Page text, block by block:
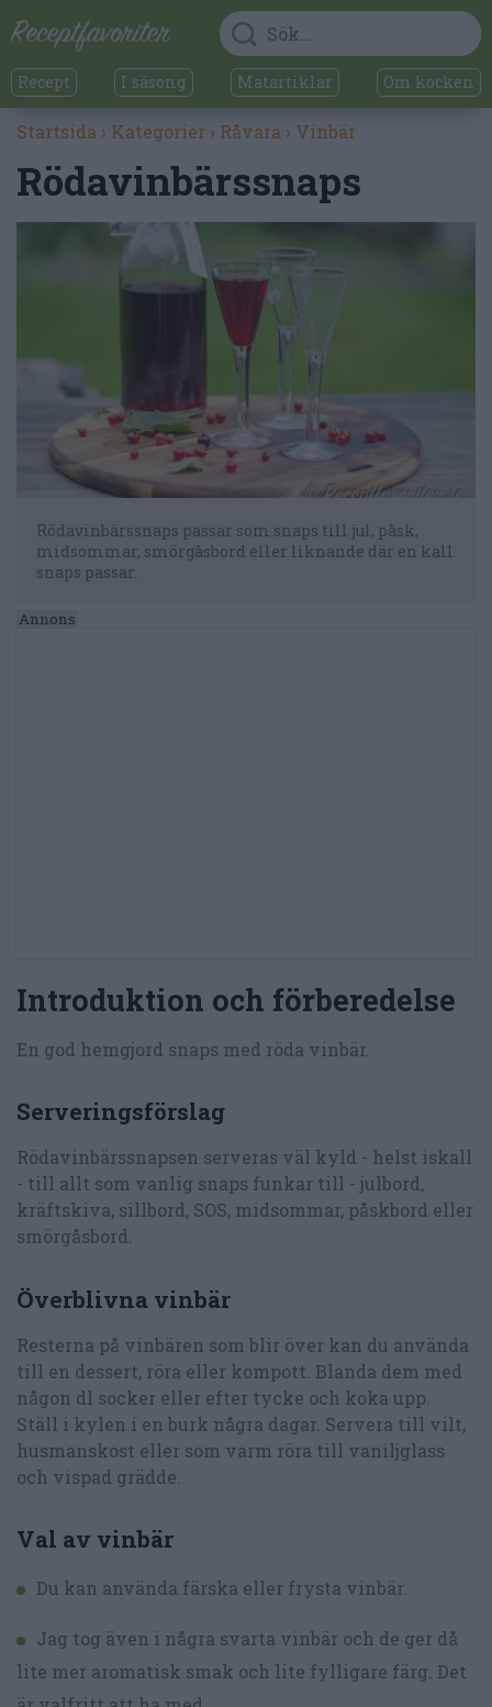
Recept I säsong Matartiklar Om kocken
Startsida › Kategorier › Råvara › Vinbär
Rödavinbärssnaps
Rödavinbärssnaps passar som snaps till jul, påsk,
midsommar, smörgåsbord eller liknande där en kall
snaps passar.
Introduktion och förberedelse
En god hemgjord snaps med röda vinbär.
Serveringsförslag
Rödavinbärssnapsen serveras väl kyld - helst iskall
- till allt som vanlig snaps funkar till - julbord,
kräftskiva, sillbord, SOS, midsommar, påskbord eller
smörgåsbord.
Överblivna vinbär
Resterna på vinbären som blir över kan du använda
till en dessert, röra eller kompott. Blanda dem med
någon dl socker eller efter tycke och koka upp.
Ställ i kylen i en burk några dagar. Servera till vilt,
husmanskost eller som varm röra till vaniljglass
och vispad grädde.
Val av vinbär
Du kan använda färska eller frysta vinbär.
Jag tog även i några svarta vinbär och de ger då
lite mer aromatisk smak och lite fylligare färg. Det